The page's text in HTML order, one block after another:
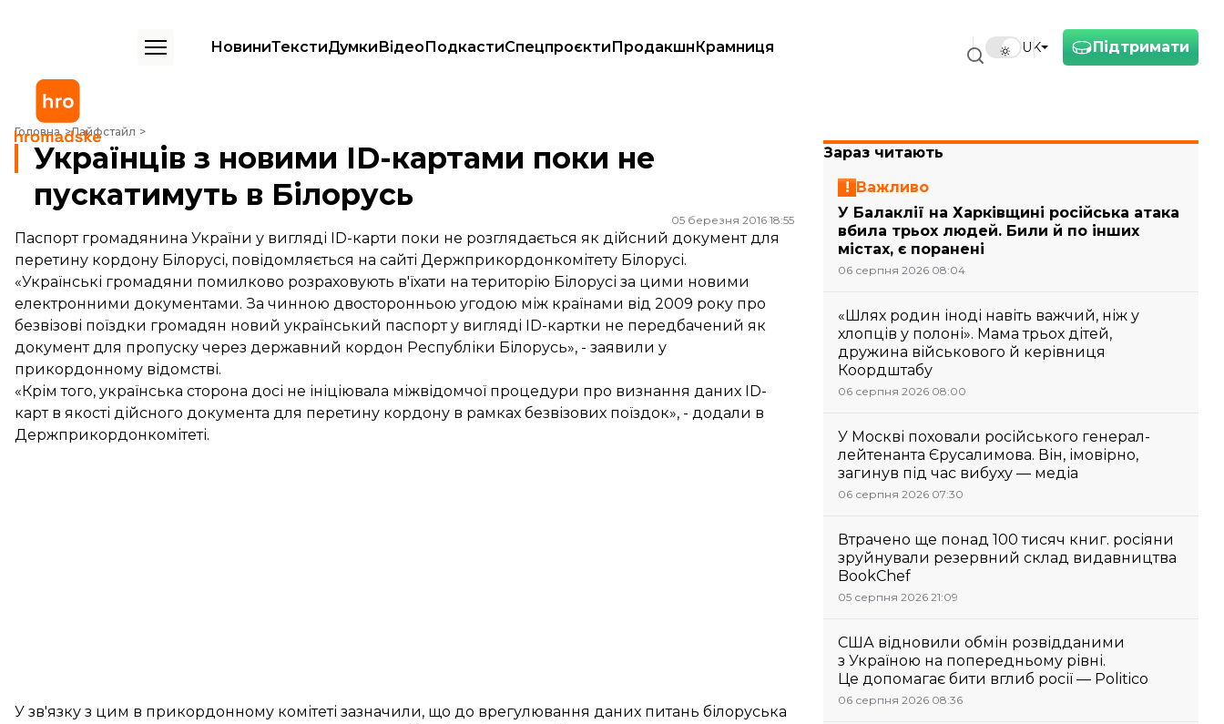
Підтримати
UK
НовиниТекстиДумкиВідеоПодкастиСпецпроєктиПродакшнКрамниця
Головна Лайфстайл
Українців з новими ID-картами поки не пускатимуть в Білорусь
Українців з новими ID-картами поки не
пускатимуть в Білорусь
05 березня 2016 18:55
Паспорт громадянина України у вигляді ID-карти поки не розглядається як дійсний документ для
перетину кордону Білорусі, повідомляється на сайті Держприкордонкомітету Білорусі.
«Українські громадяни помилково розраховують в'їхати на територію Білорусі за цими новими
електронними документами. За чинною двосторонньою угодою між країнами від 2009 року про
безвізові поїздки громадян новий український паспорт у вигляді ID-картки не передбачений як
документ для пропуску через державний кордон Республіки Білорусь», - заявили у
прикордонному відомстві.
«Крім того, українська сторона досі не ініціювала міжвідомчої процедури про визнання даних ID-
карт в якості дійсного документа для перетину кордону в рамках безвізових поїздок», - додали в
Держприкордонкомітеті.
У зв'язку з цим в прикордонному комітеті зазначили, що до врегулювання даних питань білоруська
Зараз читають
Важливо
У Балаклії на Харківщині російська атака
вбила трьох людей. Били й по інших
містах, є поранені
06 серпня 2026 08:04
«Шлях родин іноді навіть важчий, ніж у
хлопців у полоні». Мама трьох дітей,
дружина військового й керівниця
Коордштабу
06 серпня 2026 08:00
У Москві поховали російського генерал-
лейтенанта Єрусалимова. Він, імовірно,
загинув під час вибуху — медіа
06 серпня 2026 07:30
Втрачено ще понад 100 тисяч книг. росіяни
зруйнували резервний склад видавництва
BookChef
05 серпня 2026 21:09
США відновили обмін розвідданими
з Україною на попередньому рівні.
Це допомагає бити вглиб росії — Politico
06 серпня 2026 08:36